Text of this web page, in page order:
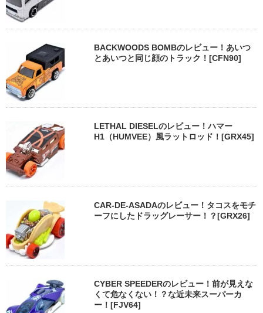
BACKWOODS BOMBのレビュー！あいつ
とあいつと同じ顔のトラック！[CFN90]
LETHAL DIESELのレビュー！ハマー
H1（HUMVEE）風ラットロッド！[GRX45]
CAR-DE-ASADAのレビュー！タコスをモチ
ーフにしたドラッグレーサー！？[GRX26]
CYBER SPEEDERのレビュー！前が見えな
くて危なくない！？な近未来スーパーカ
ー！[FJV64]